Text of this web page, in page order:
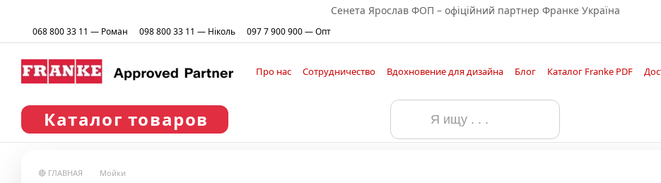
Сенета Ярослав ФОП – офіційний партнер Франке Україна
068 800 33 11 — Роман 098 800 33 11 — Ніколь 097 7 900 900 — Опт
Про нас Сотрудничество Вдохновение для дизайна Блог Каталог Franke PDF
Каталог товаров
🔴 ГЛАВНАЯ Мойки